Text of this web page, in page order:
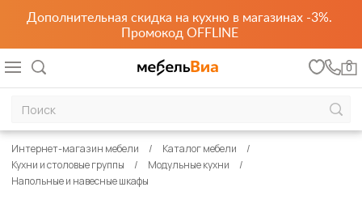
Дополнительная скидка на кухню в магазинах -3%.
Промокод OFFLINE
0
Интернет-магазин мебели
Каталог мебели
Кухни и столовые группы
Модульные кухни
Напольные и навесные шкафы